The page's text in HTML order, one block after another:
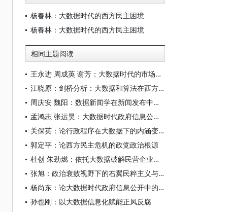
杨春林：大数据时代的西方民主困境
杨春林：大数据时代的西方民主困境
相同主题阅读
王永进 周成英 谢芳：大数据时代的市场失灵与政策组合设计
江晓原：剑桥分析：大数据和算法在西方当代政治中的隐秘角色
周庆安 魏阳：数据新闻学在新闻发布中的运用与挑战
孟鸿志 张运昊：大数据时代政府信息公开制度的变革与走向
关保英：论行政程序在大数据下的内涵变迁
郭定平：论西方民主危机的政党政治根源
杜创 朱劲燃：依托大数据破解民营企业融资问题
张旭：政治衰败视野下的右翼民粹主义与西方民主的危机
杨尚东：论大数据时代政府信息公开中的敏感个人信息保护
孙也刚：以大数据信息化赋能正风反腐